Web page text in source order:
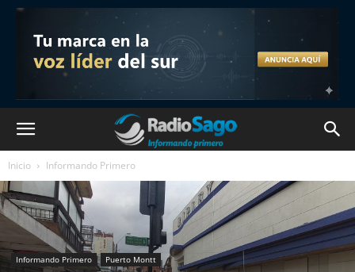
Inicio Informando Primero
Informando Primero Puerto Montt